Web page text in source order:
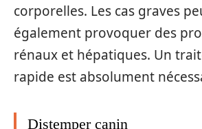
corporelles. Les cas graves
également provoquer des
rénaux et hépatiques. Un
rapide est absolument
Distemper canin